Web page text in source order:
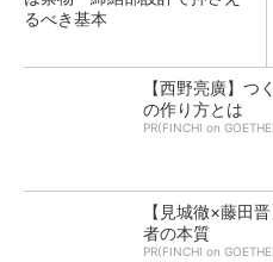
るべき基本
【西野亮廣】つ
の作り方とは
PR(FINCHI on
【見城徹×藤田
者の本質
PR(FINCHI on